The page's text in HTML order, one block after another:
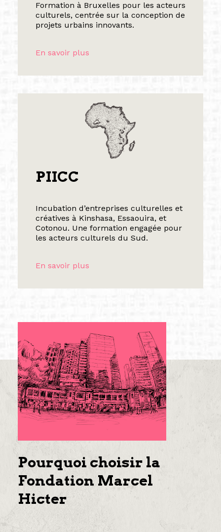
Formation à Bruxelles pour les acteurs
culturels, centrée sur la conception de
projets urbains innovants.
En savoir plus
PIICC
Incubation d’entreprises culturelles et
créatives à Kinshasa, Essaouira, et
Cotonou. Une formation engagée pour
les acteurs culturels du Sud.
En savoir plus
Pourquoi choisir la
Fondation Marcel
Hicter